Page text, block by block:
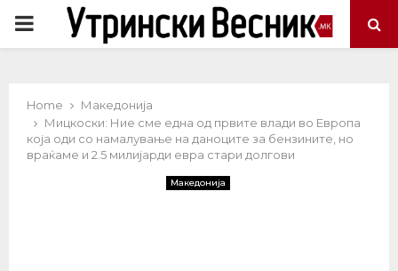
PRIMARY
Home
Македонија
Мицкоски: Ние сме една од првите влади во Европа
која оди со намалување на даноците за бензините, но
враќаме и 2.5 милијарди евра стари долгови
Македонија